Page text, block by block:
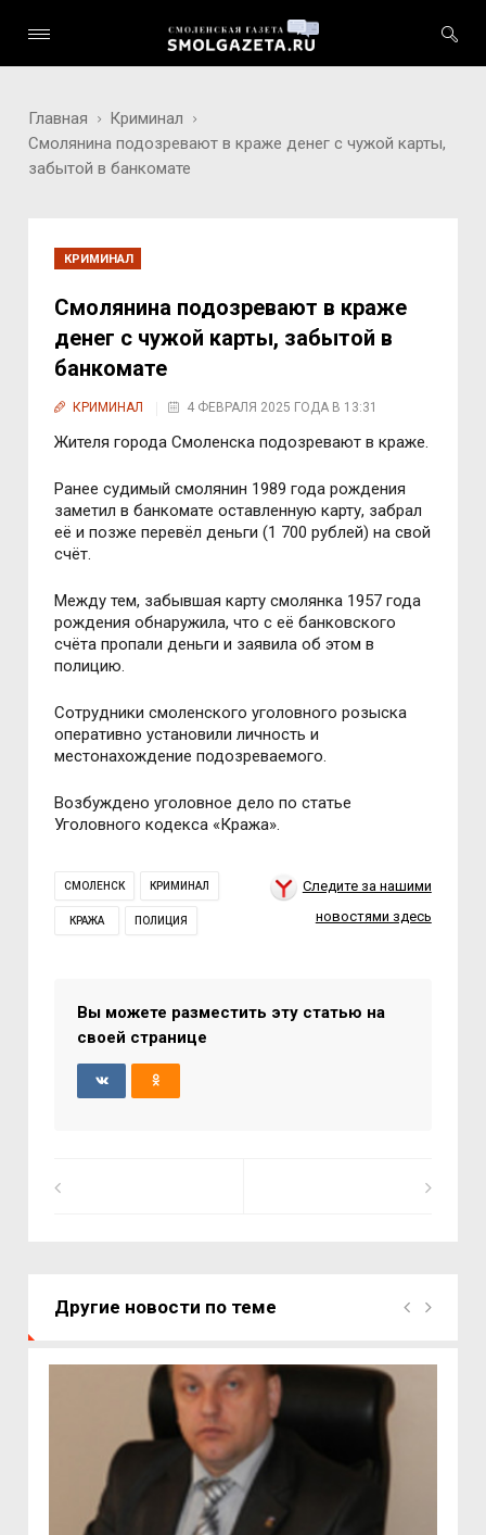
Главная
Криминал
Смолянина подозревают в краже денег с чужой карты,
забытой в банкомате
КРИМИНАЛ
Смолянина подозревают в краже
денег с чужой карты, забытой в
банкомате
КРИМИНАЛ 4 ФЕВРАЛЯ 2025 ГОДА В 13:31
Жителя города Смоленска подозревают в краже.
Ранее судимый смолянин 1989 года рождения
заметил в банкомате оставленную карту, забрал
её и позже перевёл деньги (1 700 рублей) на свой
счёт.
Между тем, забывшая карту смолянка 1957 года
рождения обнаружила, что с её банковского
счёта пропали деньги и заявила об этом в
полицию.
Сотрудники смоленского уголовного розыска
оперативно установили личность и
местонахождение подозреваемого.
Возбуждено уголовное дело по статье
Уголовного кодекса «Кража».
СМОЛЕНСК КРИМИНАЛ
КРАЖА ПОЛИЦИЯ
Следите за нашими
новостями здесь
Вы можете разместить эту статью на
своей странице
Другие новости по теме